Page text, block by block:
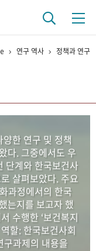
연구자들
영상 기록물
연구 역사 정책과 연구
한 연구 및 정책
다. 그중에서도 우
단계와 한국보건사
살펴보았다. 주요
과정에서의 한국
는지를 보고자 했
수행한 ‘보건복지
할: 한국보건사회
구과제의 내용을